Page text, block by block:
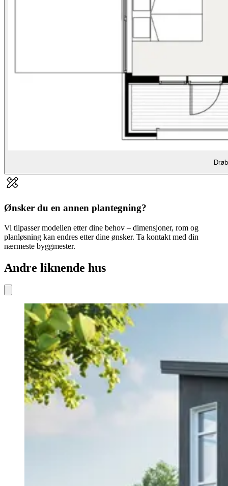
Ønsker du en annen plantegning?
Vi tilpasser modellen etter dine behov – dimensjoner, rom og
planløsning kan endres etter dine ønsker. Ta kontakt med din
nærmeste byggmester.
Andre liknende hus